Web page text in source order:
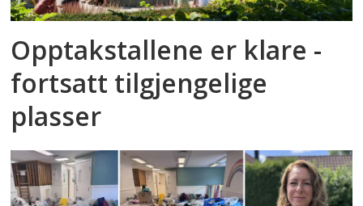
Opptakstallene er klare -
fortsatt tilgjengelige
plasser